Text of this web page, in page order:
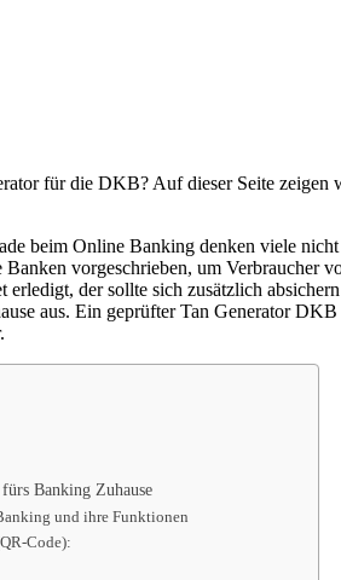
für die DKB? Auf dieser Seite
beim Online Banking denken viele
vorgeschrieben, um Verbraucher
erledigt, der sollte sich zusätzlich
aus. Ein geprüfter Tan Generator
Banking Zuhause
und ihre Funktionen
Code):